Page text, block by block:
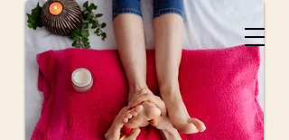
Ramin
Massagethe
rapeut